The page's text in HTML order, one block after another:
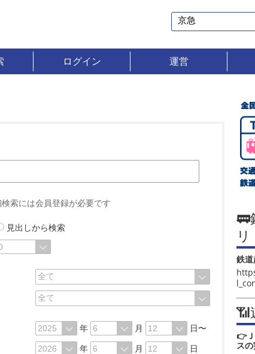
ログイン 運営
索には会員登録が必要です
見出しから検索
年 月
日〜
年
月 日
🚃
リ
鉄道
📶
👉
ス